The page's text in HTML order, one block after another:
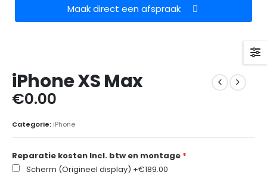
Maak direct een afspraak
iPhone XS Max
€0.00
Categorie: iPhone
Reparatie kosten Incl. btw en montage
Scherm (Origineel display) +€189.00